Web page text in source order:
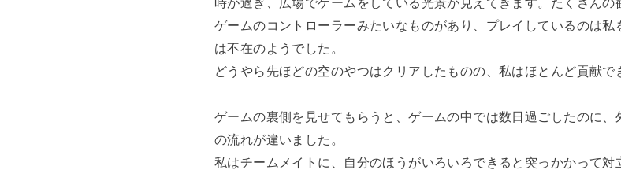
ゲームのコントローラーみたいなものがあり、プレイしているのは
は不在のようでした。
どうやら先ほどの空のやつはクリアしたものの、私はほとんど貢献で
ゲームの裏側を見せてもらうと、ゲームの中では数日過ごしたのに
の流れが違いました。
私はチームメイトに、自分のほうがいろいろできると突っかかって対